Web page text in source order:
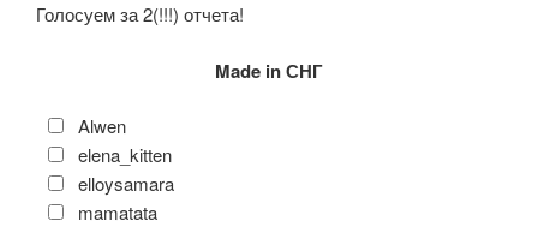
Голосуем за 2(!!!) отчета!
Made in СНГ
Alwen
elena_kitten
elloysamara
mamatata